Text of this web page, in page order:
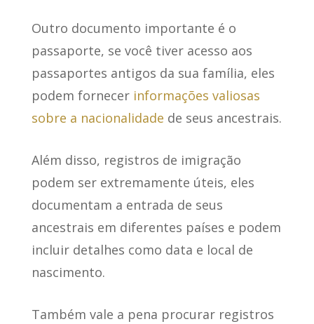
Outro documento importante é o
passaporte, se você tiver acesso aos
passaportes antigos da sua família, eles
podem fornecer informações valiosas
sobre a nacionalidade de seus ancestrais.
Além disso, registros de imigração
podem ser extremamente úteis, eles
documentam a entrada de seus
ancestrais em diferentes países e podem
incluir detalhes como data e local de
nascimento.
Também vale a pena procurar registros